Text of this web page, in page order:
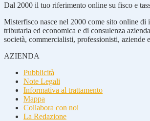
Dal 2000 il tuo riferimento online su fisco e
Misterfisco nasce nel 2000 come sito online di
tributaria ed economica e di consulenza
società, commercialisti, professionisti, aziende
AZIENDA
Pubblicità
Note Legali
Informativa al trattamento
Mappa
Collabora con noi
La Redazione